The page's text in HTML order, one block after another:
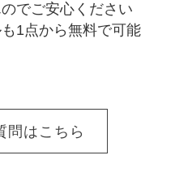
でご安心ください
1点から無料で可能
問はこちら